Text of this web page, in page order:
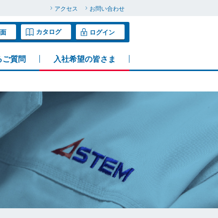
アクセス お問い合わせ
カタログ ログイン
ご質問 入社希望の皆さま